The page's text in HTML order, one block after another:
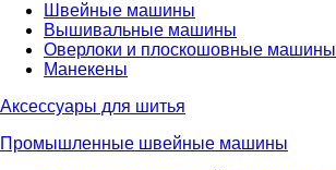
Швейные машины
Вышивальные машины
Оверлоки и плоскошовные машины
Манекены
Аксессуары для шитья
Промышленные швейные машины